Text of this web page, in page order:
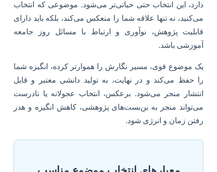
دارد، این انتخاب حتی حیاتی‌تر می‌شود. موضوعی که انتخاب
می‌کنید، نه تنها علاقه شما را منعکس می‌کند، بلکه باید دارای
قابلیت پژوهش، نوآوری و ارتباط با مسائل روز جامعه
آموزشی باشد.
یک موضوع قوی، مسیر نگارش را هموارتر کرده، انگیزه شما
را حفظ می‌کند و در نهایت، به تولید دانشی معتبر و قابل
انتشار منجر می‌شود. برعکس، انتخاب عجولانه یا نادرست
می‌تواند منجر به بن‌بست‌های پژوهشی، کاهش انگیزه و هدر
رفتن زمان و انرژی شود.